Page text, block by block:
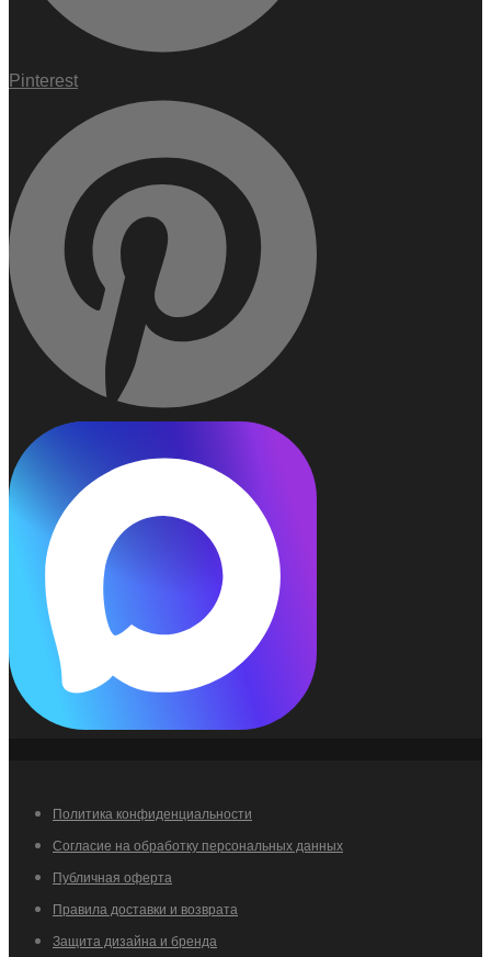
Pinterest
Политика конфиденциальности
Согласие на обработку персональных данных
Публичная оферта
Правила доставки и возврата
Защита дизайна и бренда